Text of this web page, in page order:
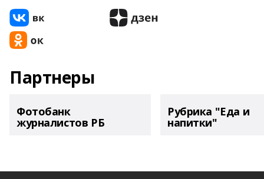
Партнеры
Фотобанк
журналистов РБ
Рубрика "Еда и
напитки"